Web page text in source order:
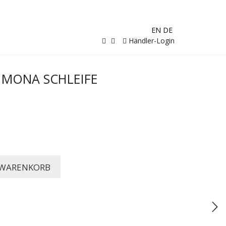
EN DE
Händler-Login
SCHLEIFE